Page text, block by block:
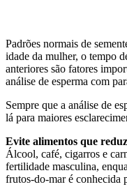
Padrões normais de
idade da mulher, o tempo
anteriores são fatores
análise de esperma com
Sempre que a análise de
lá para maiores
Evite alimentos que
Álcool, café, cigarros e
fertilidade masculina,
frutos-do-mar é conhecida